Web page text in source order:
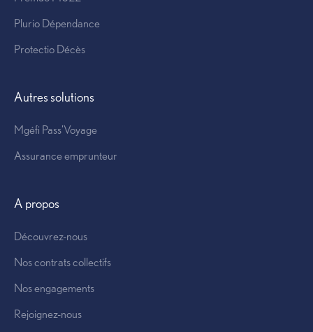
Plurio Dépendance
Protectio Décès
Offre prévoyance
Autres solutions
Mgéfi Pass'Voyage
Assurance emprunteur
Contrat collectif
A propos
Découvrez-nous
Nos contrats collectifs
Nos engagements
Rejoignez-nous